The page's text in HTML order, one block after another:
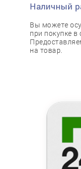
Наличный
Вы можете
при покупке
на товар.